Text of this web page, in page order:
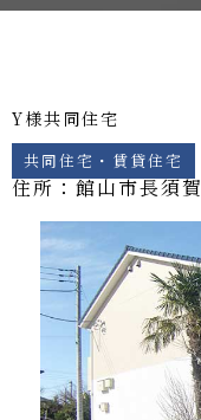
Y様共同住宅
共同住宅・賃貸住宅
住所：館山市長須賀